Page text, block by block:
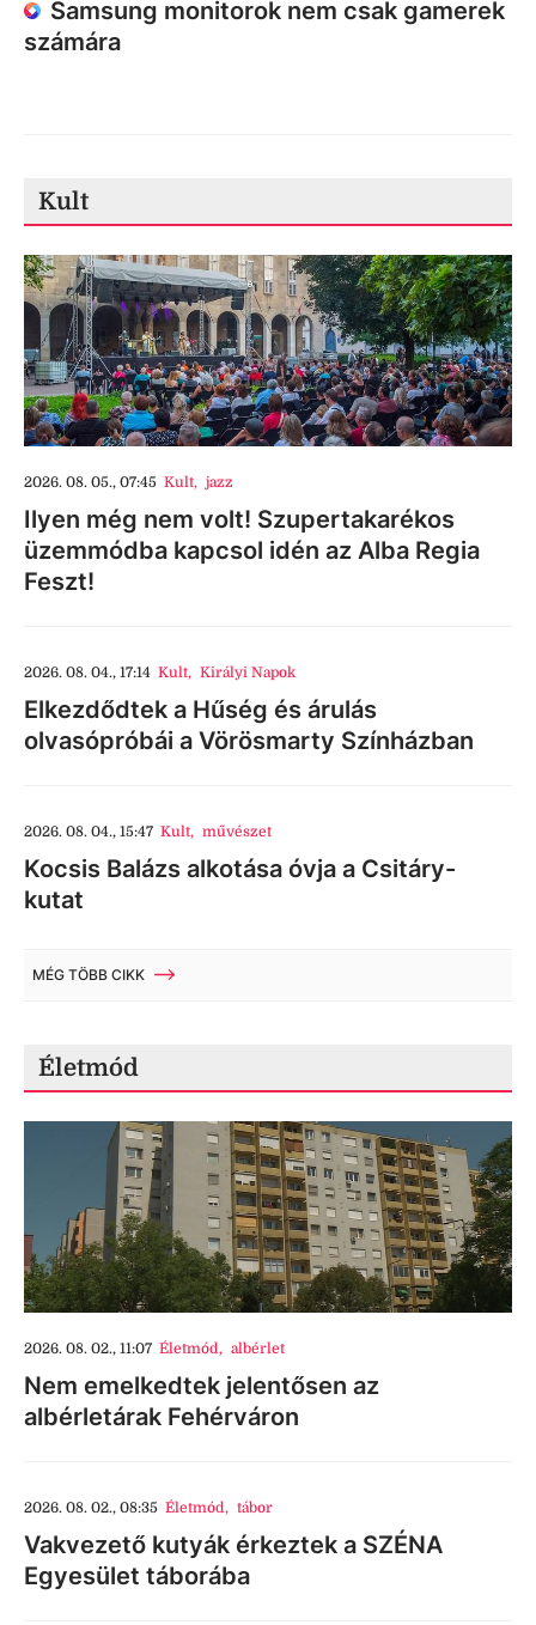
Samsung monitorok nem csak gamerek
számára
Kult
2026. 08. 05., 07:45 Kult, jazz
Ilyen még nem volt! Szupertakarékos
üzemmódba kapcsol idén az Alba Regia
Feszt!
2026. 08. 04., 17:14 Kult, Királyi Napok
Elkezdődtek a Hűség és árulás
olvasópróbái a Vörösmarty Színházban
2026. 08. 04., 15:47 Kult, művészet
Kocsis Balázs alkotása óvja a Csitáry-
kutat
MÉG TÖBB CIKK
Életmód
2026. 08. 02., 11:07 Életmód, albérlet
Nem emelkedtek jelentősen az
albérletárak Fehérváron
2026. 08. 02., 08:35 Életmód, tábor
Vakvezető kutyák érkeztek a SZÉNA
Egyesület táborába